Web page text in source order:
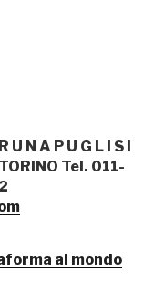
U N A P U G L I S I
Tel. 011-
al mondo